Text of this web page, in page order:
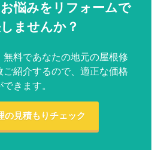
悩みをリフォームで
ませんか？
無料であなたの地元の屋根修
紹介するので、適正な価格
きます。
の見積もりチェック